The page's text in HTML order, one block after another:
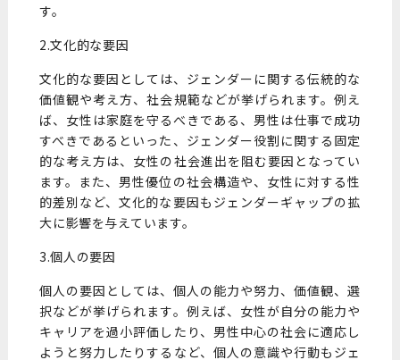
す。
2.文化的な要因
文化的な要因としては、ジェンダーに関する伝統的な
価値観や考え方、社会規範などが挙げられます。例え
ば、女性は家庭を守るべきである、男性は仕事で成功
すべきであるといった、ジェンダー役割に関する固定
的な考え方は、女性の社会進出を阻む要因となってい
ます。また、男性優位の社会構造や、女性に対する性
的差別など、文化的な要因もジェンダーギャップの拡
大に影響を与えています。
3.個人の要因
個人の要因としては、個人の能力や努力、価値観、選
択などが挙げられます。例えば、女性が自分の能力や
キャリアを過小評価したり、男性中心の社会に適応し
ようと努力したりするなど、個人の意識や行動もジェ